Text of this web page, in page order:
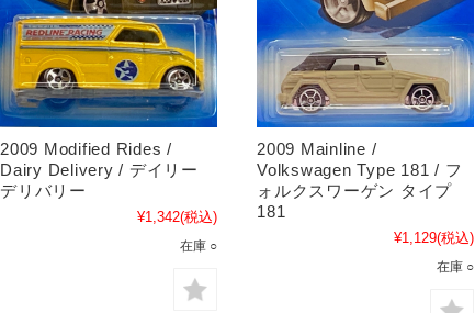
2009 Modified Rides /
Dairy Delivery / デイリー
デリバリー
¥1,342(税込)
在庫 ○
2009 Mainline /
Volkswagen Type 181 / フ
ォルクスワーゲン タイプ
181
¥1,129(税込)
在庫 ○